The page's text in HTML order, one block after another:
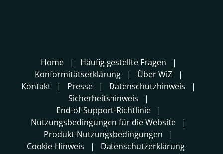
Home
Häufig gestellte Fragen
Konformitätserklärung
Über WiZ
Kontakt
Presse
Datenschutzhinweis
Sicherheitshinweis
End-of-Support-Richtlinie
Nutzungsbedingungen für die Website
Produkt-Nutzungsbedingungen
Cookie-Hinweis
Datenschutzerklärung